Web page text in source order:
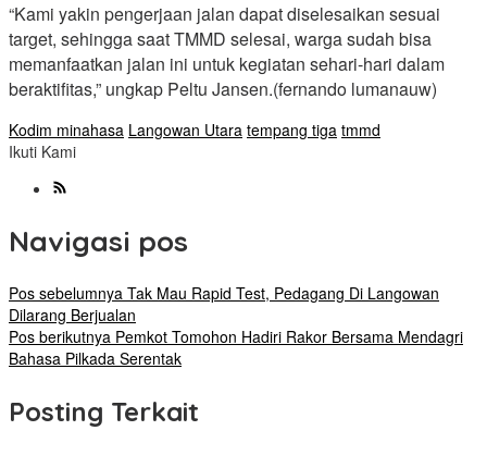
“Kami yakin pengerjaan jalan dapat diselesaikan sesuai
target, sehingga saat TMMD selesai, warga sudah bisa
memanfaatkan jalan ini untuk kegiatan sehari-hari dalam
beraktifitas,” ungkap Peltu Jansen.(fernando lumanauw)
Kodim minahasa Langowan Utara tempang tiga tmmd
Ikuti Kami
Navigasi pos
Pos sebelumnya Tak Mau Rapid Test, Pedagang Di Langowan
Dilarang Berjualan
Pos berikutnya Pemkot Tomohon Hadiri Rakor Bersama Mendagri
Bahasa Pilkada Serentak
Posting Terkait